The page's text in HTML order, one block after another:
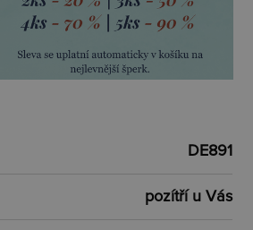
DE891
pozítří u Vás